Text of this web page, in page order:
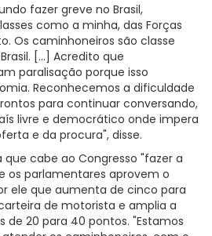
fazer greve no Brasil,
como a minha, das Forças
Os caminhoneiros são classe
[...] Acredito que
paralisação porque isso
Reconhecemos a dificuldade
para continuar conversando,
livre e democrático onde impera
e da procura", disse.
cabe ao Congresso "fazer a
os parlamentares aprovem o
ele que aumenta de cinco para
de motorista e amplia a
20 para 40 pontos. "Estamos